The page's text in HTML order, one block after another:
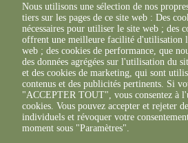
2 Allée Du
69800 SAINT-
+33(0)4 37 43 40
Nous utilisons une sélection de nos
tiers sur les pages de ce site web : Des
nécessaires pour utiliser le site web ; des
offrent une meilleure facilité d'utilisation
web ; des cookies de performance, que
des données agrégées sur l'utilisation du
et des cookies de marketing, qui sont
contenus et des publicités pertinents. Si
"ACCEPTER TOUT", vous consentez à
cookies. Vous pouvez accepter et rejeter
individuels et révoquer votre
moment sous "Paramètres".